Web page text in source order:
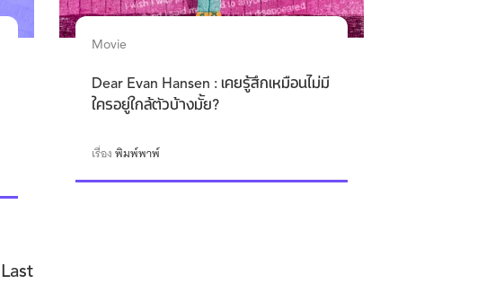
Movie
Dear Evan Hansen : เคยรู้สึกเหมือนไม่มี
ใครอยู่ใกล้ตัวบ้างมั้ย?
เรื่องพิมพ์พาพ์
Last